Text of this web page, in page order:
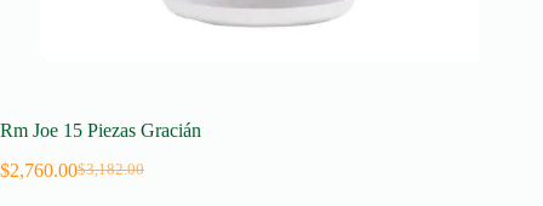
Rm Joe 15 Piezas Gracián
$3,182.00
Original
$2,760.00Current